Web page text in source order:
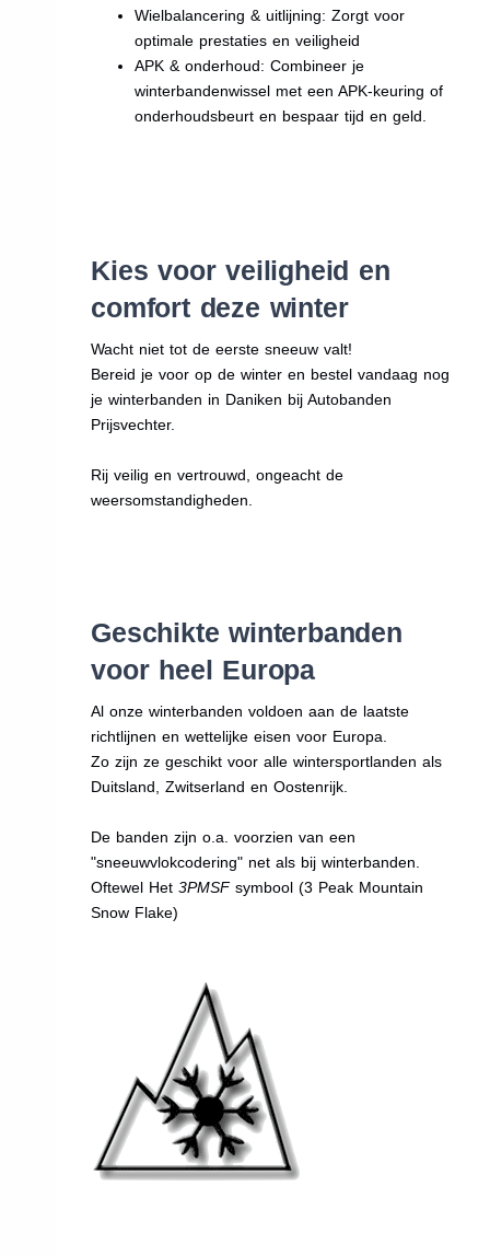
Wielbalancering & uitlijning: Zorgt voor
optimale prestaties en veiligheid
APK & onderhoud: Combineer je
winterbandenwissel met een APK-keuring of
onderhoudsbeurt en bespaar tijd en geld.
Kies voor veiligheid en
comfort deze winter
Wacht niet tot de eerste sneeuw valt!
Bereid je voor op de winter en bestel vandaag nog
je winterbanden in Daniken bij Autobanden
Prijsvechter.
Rij veilig en vertrouwd, ongeacht de
weersomstandigheden.
Geschikte winterbanden
voor heel Europa
Al onze winterbanden voldoen aan de laatste
richtlijnen en wettelijke eisen voor Europa.
Zo zijn ze geschikt voor alle wintersportlanden als
Duitsland, Zwitserland en Oostenrijk.
De banden zijn o.a. voorzien van een
"sneeuwvlokcodering" net als bij winterbanden.
Oftewel Het3PMSFsymbool (3 Peak Mountain
Snow Flake)